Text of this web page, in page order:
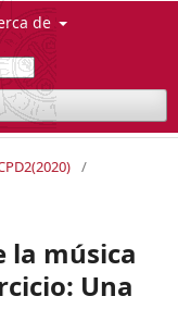
de
/
la música
Una